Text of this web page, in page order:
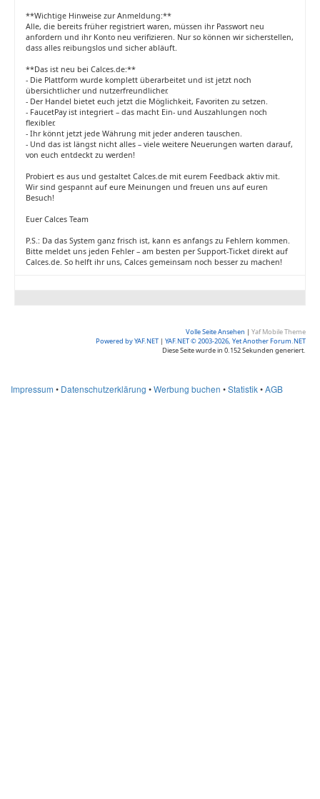
**Wichtige Hinweise zur Anmeldung:**
Alle, die bereits früher registriert waren, müssen ihr Passwort neu
anfordern und ihr Konto neu verifizieren. Nur so können wir sicherstellen,
dass alles reibungslos und sicher abläuft.
**Das ist neu bei Calces.de:**
- Die Plattform wurde komplett überarbeitet und ist jetzt noch
übersichtlicher und nutzerfreundlicher.
- Der Handel bietet euch jetzt die Möglichkeit, Favoriten zu setzen.
- FaucetPay ist integriert – das macht Ein- und Auszahlungen noch
flexibler.
- Ihr könnt jetzt jede Währung mit jeder anderen tauschen.
- Und das ist längst nicht alles – viele weitere Neuerungen warten darauf,
von euch entdeckt zu werden!
Probiert es aus und gestaltet Calces.de mit eurem Feedback aktiv mit.
Wir sind gespannt auf eure Meinungen und freuen uns auf euren
Besuch!
Euer Calces Team
P.S.: Da das System ganz frisch ist, kann es anfangs zu Fehlern kommen.
Bitte meldet uns jeden Fehler – am besten per Support-Ticket direkt auf
Calces.de. So helft ihr uns, Calces gemeinsam noch besser zu machen!
Volle Seite Ansehen | Yaf Mobile Theme
Powered by YAF.NET | YAF.NET © 2003-2026, Yet Another Forum.NET
Diese Seite wurde in 0.152 Sekunden generiert.
Impressum • Datenschutzerklärung •Werbung buchen •Statistik•AGB